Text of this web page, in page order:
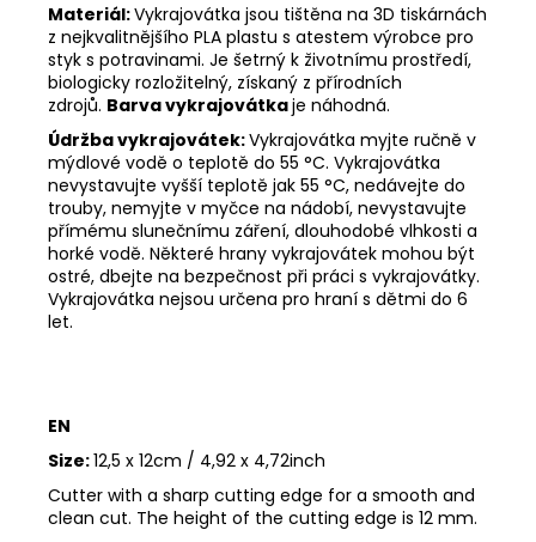
Materiál:Vykrajovátka jsou tištěna na 3D tiskárnách
z nejkvalitnějšího PLA plastu s atestem výrobce pro
styk s potravinami. Je šetrný k životnímu prostředí,
biologicky rozložitelný, získaný z přírodních
zdrojů. Barva vykrajovátkaje náhodná.
Údržba vykrajovátek:Vykrajovátka myjte ručně v
mýdlové vodě o teplotě do 55 °C. Vykrajovátka
nevystavujte vyšší teplotě jak 55 °C, nedávejte do
trouby, nemyjte v myčce na nádobí, nevystavujte
přímému slunečnímu záření, dlouhodobé vlhkosti a
horké vodě. Některé hrany vykrajovátek mohou být
ostré, dbejte na bezpečnost při práci s vykrajovátky.
Vykrajovátka nejsou určena pro hraní s dětmi do 6
let.
EN
Size:12,5 x 12cm / 4,92 x 4,72inch
Cutter with a sharp cutting edge for a smooth and
clean cut. The height of the cutting edge is 12 mm.